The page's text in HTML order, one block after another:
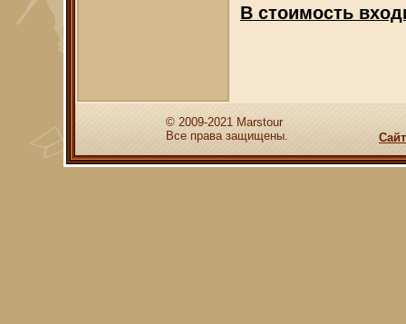
В стоимость
© 2009-2021 Marstour
Все права защищены.